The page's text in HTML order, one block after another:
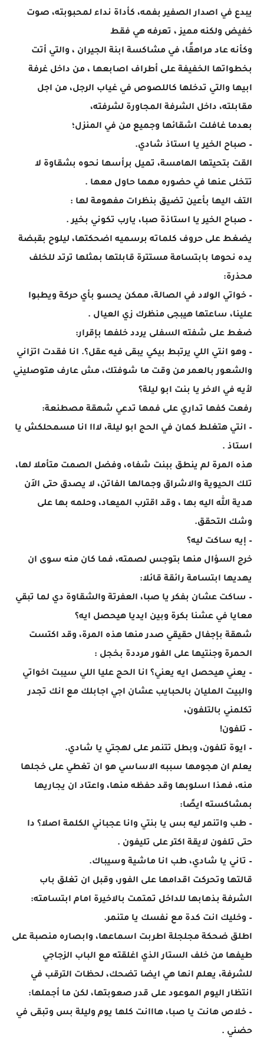
يبدع في اصدار الصفير بفمه، كأداة نداء لمحبوبته، صوت
خفيض ولكنه مميز ، تعرفه هي فقط
وكأنه عاد مراهقًا، في مشاكسة ابنة الجيران ، والتي أتت
بخطواتها الخفيفة على أطراف اصابعها ، من داخل غرفة
ابيها والتي تدخلها كاللصوص في غياب الرجل، من اجل
مقابلته، داخل الشرفة المجاورة لشرفته،
بعدما غافلت اشقائها وجميع من في المنزل؛
– صباح الخير يا استاذ شادي.
القت بتحيتها الهامسة، تميل برأسها نحوه بشقاوة لا
تتخلى عنها في حضوره مهما حاول معها .
التف اليها بأعين تضيق بنظرات مفهومة لها :
– صباح الخير يا استاذة صبا، يارب تكوني بخير .
يضغط على حروف كلماته برسميه اضحكتها، ليلوح بقبضة
يده نحوها بابتسامة مستترة قابلتها بمثلها ترتد للخلف
محذرة:
– خواتي الولاد في الصالة، ممكن يحسو بأي حركة ويطبوا
علينا، ساعتها هيبجى منظرك زي العيال .
ضغط على شفته السفلى يردد خلفها بإقرار:
– وهو انتي اللي يرتبط بيكي يبقى فيه عقل؟. انا فقدت اتزاني
والشعور بالعمر من وقت ما شوفتك، مش عارف هتوصليني
لأيه في الاخر يا بنت ابو ليلة؟
رفعت كفها تداري على فمها تدعي شهقة مصطنعة:
– انتي هتغلط كمان في الحج ابو ليلة، لااا انا مسمحلكش يا
استاذ .
هذه المرة لم ينطق ببنت شفاه، وفضل الصمت متأملا لها،
تلك الحيوية والاشراق وجمالها الفاتن، لا يصدق حتى الاَن
هدية الله اليه بها ، وقد اقترب الميعاد، وحلمه بها على
وشك التحقق.
– إيه ساكت ليه؟
خرج السؤال منها بتوجس لصمته، فما كان منه سوى ان
يهديها ابتسامة رائقة قائلا:
– ساكت عشان بفكر يا صبا، العفرتة والشقاوة دي لما تبقي
معايا في عشنا بكرة وبين ايديا هيحصل ايه؟
شهقة بإجفال حقيقي صدر منها هذه المرة، وقد اكتست
الحمرة وجنتيها على الفور مرددة بخجل :
– يعني هيحصل ايه يعني؟ انا الحج عليا اللي سيبت اخواتي
والبيت المليان بالحبايب عشان اجي اجابلك مع انك تجدر
تكلمني بالتلفون،
– تلفون!
– ايوة تلفون، وبطل تتنمر على لهجتي يا شادي.
يعلم ان هجومها سببه الاساسي هو ان تغطي على خجلها
منه، فهذا اسلوبها وقد حفظه منها، واعتاد ان يجاريها
بمشاكسته ايصًا:
– طب واتنمر ليه بس يا بنتي وانا عجباني الكلمة اصلا؟ دا
حتى تلفون لايقة اكتر على تليفون .
– تاني يا شادي، طب انا ماشية وسيباك.
قالتها وتحركت اقدامها على الفور، وقبل ان تغلق باب
الشرفة بذهابها للداخل تمتمت بالاخيرة امام ابتسامته:
– وخليك انت كدة مع نفسك يا متنمر.
اطلق ضحكة مجلجلة اطربت اسماعها، وابصاره منصبة على
طيفها من خلف الستار الذي اغلقته مع الباب الزجاجي
للشرفة، يعلم انها هي ايضا تضحك، لحظات الترقب في
انتظار اليوم الموعود على قدر صعوبتها، لكن ما أجملها:
– خلاص هانت يا صبا، هااانت كلها يوم وليلة بس وتبقى في
حضني .